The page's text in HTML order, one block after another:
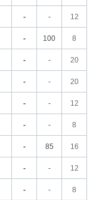
- - 12
- 100 8
- - 20
- - 20
- - 12
- - 8
- 85 16
- - 12
- - 8